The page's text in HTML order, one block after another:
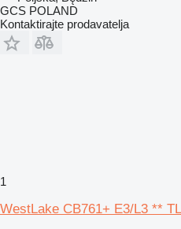
GCS POLAND
Kontaktirajte prodavatelja
1
WestLake CB761+ E3/L3 ** TL